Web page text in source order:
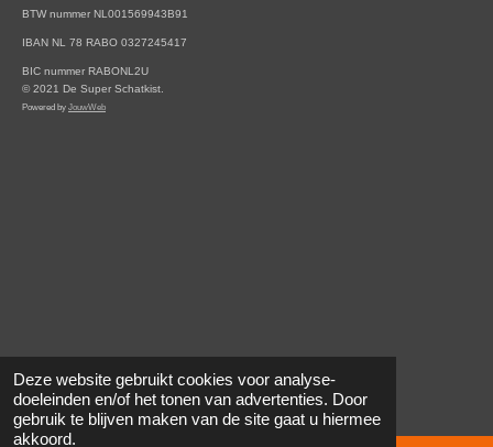
Deze website gebruikt cookies voor analyse-
doeleinden en/of het tonen van advertenties. Door
gebruik te blijven maken van de site gaat u hiermee
akkoord.
BTW nummer NL001569943B91
IBAN NL 78 RABO 0327245417
BIC nummer RABONL2U
© 2021 De Super Schatkist.
Powered by JouwWeb